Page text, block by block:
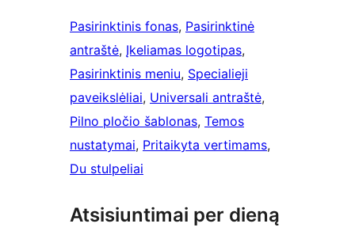
Pasirinktinis fonas, Pasirinktinė
antraštė, Įkeliamas logotipas
Pasirinktinis meniu, Specialieji
paveikslėliai, Universali antraštė
Pilno pločio šablonas, Temos
nustatymai, Pritaikyta vertimams
Du stulpeliai
Atsisiuntimai per dieną